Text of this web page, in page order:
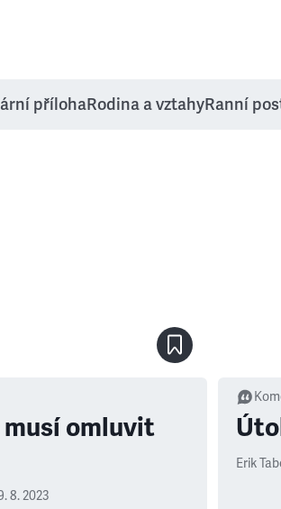
přílohaRodina a vztahyRanní
musí omluvit
8. 2023
Erik